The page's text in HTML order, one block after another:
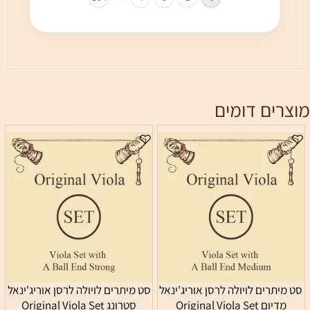
דומים
לויולה לרסן אוריג'ינאל
מדיום Original Viola Set
סט מיתרים לויולה לרסן אוריג'ינאל
סטרונג Original Viola Set